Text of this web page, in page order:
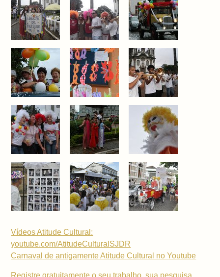
Vídeos Atitude Cultural:
youtube.com/AtitudeCulturalSJDR
Carnaval de antigamente Atitude Cultural no Youtube